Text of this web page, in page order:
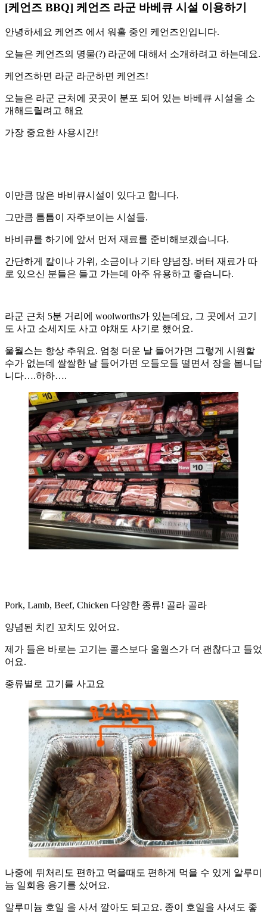
[케언즈 BBQ] 케언즈 라군 바베큐 시설 이용하기
안녕하세요 케언즈 에서 워홀 중인 케언즈인입니다.
오늘은 케언즈의 명물(?) 라군에 대해서 소개하려고 하는데요.
케언즈하면 라군 라군하면 케언즈!
오늘은 라군 근처에 곳곳이 분포 되어 있는 바베큐 시설을 소
개해드릴려고 해요
가장 중요한 사용시간!
이만큼 많은 바비큐시설이 있다고 합니다.
그만큼 틈틈이 자주보이는 시설들.
바비큐를 하기에 앞서 먼저 재료를 준비해보겠습니다.
간단하게 칼이나 가위, 소금이나 기타 양념장. 버터 재료가 따
로 있으신 분들은 들고 가는데 아주 유용하고 좋습니다.
라군 근처 5분 거리에 woolworths가 있는데요, 그 곳에서 고기
도 사고 소세지도 사고 야채도 사기로 했어요.
울월스는 항상 추워요. 엄청 더운 날 들어가면 그렇게 시원할
수가 없는데 쌀쌀한 날 들어가면 오들오들 떨면서 장을 봅니답
니다….하하….
Pork, Lamb, Beef, Chicken 다양한 종류! 골라 골라
양념된 치킨 꼬치도 있어요.
제가 들은 바로는 고기는 콜스보다 울월스가 더 괜찮다고 들었
어요.
종류별로 고기를 사고요
나중에 뒤처리도 편하고 먹을때도 편하게 먹을 수 있게 알루미
늄 일회용 용기를 샀어요.
알루미늄 호일 을 사서 깔아도 되고요. 종이 호일을 사셔도 좋